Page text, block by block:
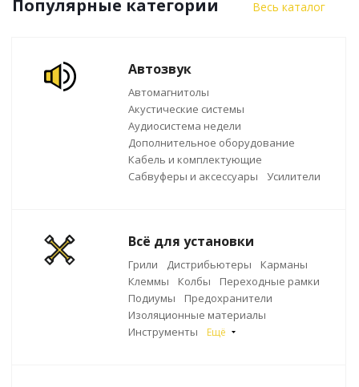
Популярные категории Весь каталог
Автозвук
Автомагнитолы
Акустические системы
Аудиосистема недели
Дополнительное оборудование
Кабель и комплектующие
Сабвуферы и аксессуары
Усилители
Всё для установки
Грили Дистрибьютеры
Карманы
Клеммы
Колбы
Переходные рамки
Подиумы
Предохранители
Изоляционные материалы
Инструменты
Ещё